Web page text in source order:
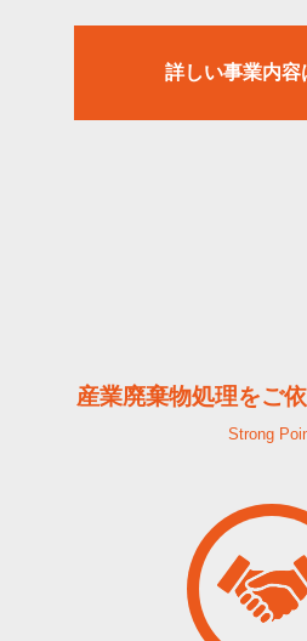
詳しい事業内容
産業廃棄物処理をご
Strong